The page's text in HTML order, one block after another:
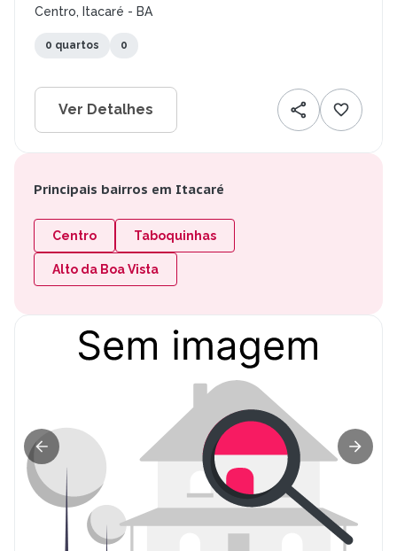
Centro, Itacaré - BA
0 quartos 0
Ver Detalhes
Principais bairros em Itacaré
Centro Taboquinhas
Alto da Boa Vista